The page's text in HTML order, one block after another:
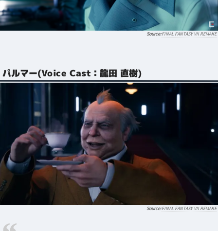
FINAL FANTASY VII REMAKE
パルマー(Voice Cast：龍田 直樹)
FINAL FANTASY VII REMAKE